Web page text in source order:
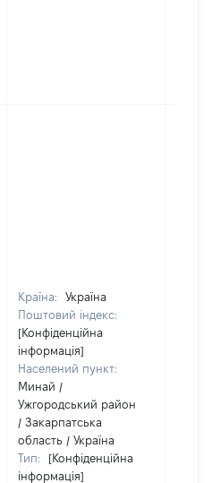
Країна:
Україна
Поштовий індекс:
[Конфіденційна
інформація]
Населений пункт:
Минай /
Ужгородський район
/ Закарпатська
область / Україна
Тип:
[Конфіденційна
інформація]